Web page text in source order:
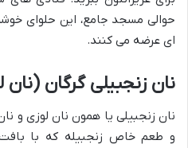
حوالی مسجد جامع، این حلوای
ای عرضه می کنند.
نان زنجبیلی گرگان
نان زنجبیلی یا همون نان لوزی و
و طعم خاص زنجبیله که با